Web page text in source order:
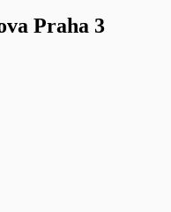
Praha 3